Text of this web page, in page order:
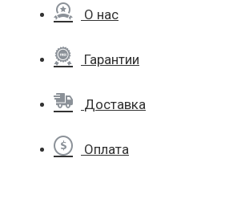
О нас
Гарантии
Доставка
Оплата